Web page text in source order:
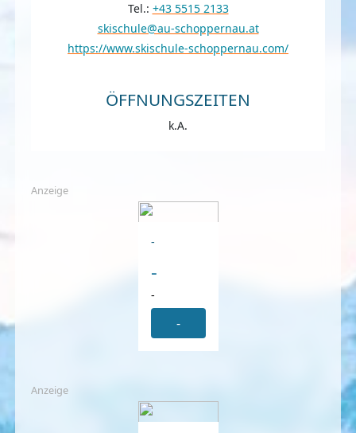
Tel.: +43 5515 2133
skischule@au-schoppernau.at
https://www.skischule-schoppernau.com/
ÖFFNUNGSZEITEN
k.A.
Anzeige
-
-
-
-
Anzeige